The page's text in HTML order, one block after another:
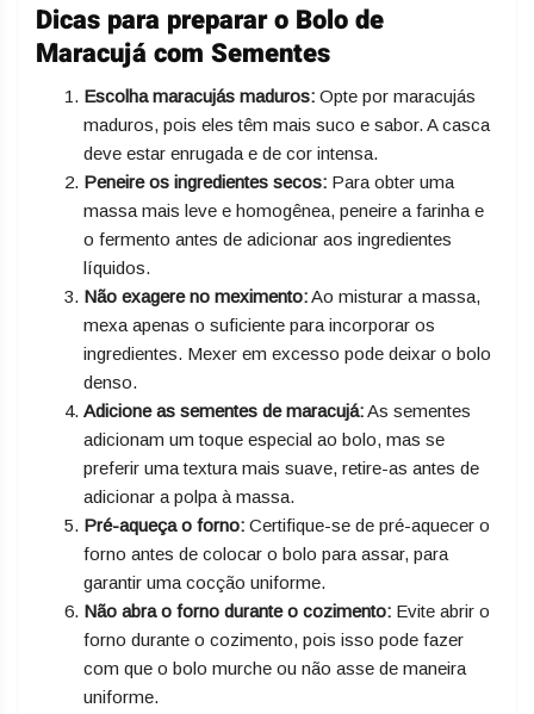
Dicas para preparar o Bolo de
Maracujá com Sementes
Escolha maracujás maduros: Opte por maracujás
maduros, pois eles têm mais suco e sabor. A casca
deve estar enrugada e de cor intensa.
Peneire os ingredientes secos: Para obter uma
massa mais leve e homogênea, peneire a farinha e
o fermento antes de adicionar aos ingredientes
líquidos.
Não exagere no meximento:Ao misturar a massa,
mexa apenas o suficiente para incorporar os
ingredientes. Mexer em excesso pode deixar o bolo
denso.
Adicione as sementes de maracujá:As sementes
adicionam um toque especial ao bolo, mas se
preferir uma textura mais suave, retire-as antes de
adicionar a polpa à massa.
Pré-aqueça o forno: Certifique-se de pré-aquecer o
forno antes de colocar o bolo para assar, para
garantir uma cocção uniforme.
Não abra o forno durante o cozimento: Evite abrir o
forno durante o cozimento, pois isso pode fazer
com que o bolo murche ou não asse de maneira
uniforme.